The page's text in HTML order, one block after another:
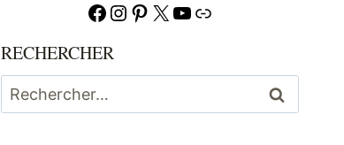
Facebook
Instagram
Pinterest
X YouTube
Lien
RECHERCHER
Rechercher :